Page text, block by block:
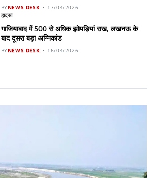
BYNEWS DESK 17/04/2026
हादसा
गाजियाबाद में 500 से अधिक झोपड़ियां राख, लखनऊ के
बाद दूसरा बड़ा अग्निकांड
BYNEWS DESK 16/04/2026